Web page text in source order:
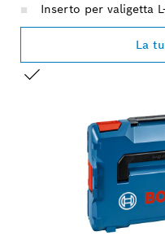
Inserto per valigetta
La